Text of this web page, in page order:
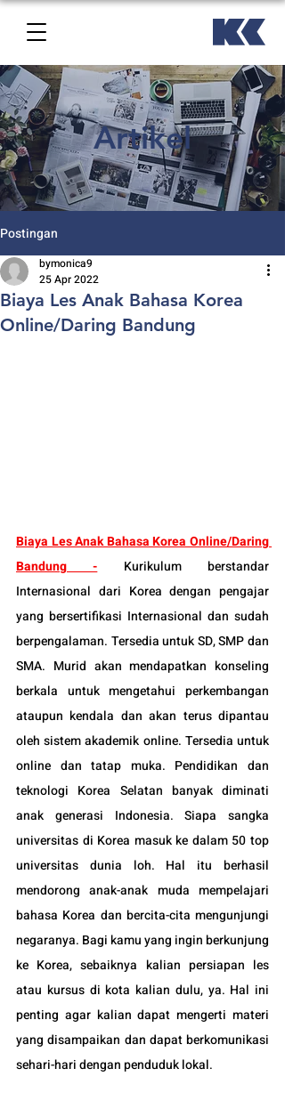
Artikel
Postingan
Biaya Les Anak Bahasa Korea
Online/Daring Bandung
bymonica9
25 Apr 2022
Bandung - Kurikulum berstandar
Internasional dari Korea dengan pengajar
yang bersertifikasi Internasional dan sudah
berpengalaman. Tersedia untuk SD, SMP dan
SMA. Murid akan mendapatkan konseling
berkala untuk mengetahui perkembangan
ataupun kendala dan akan terus dipantau
oleh sistem akademik online. Tersedia untuk
online dan tatap muka. Pendidikan dan
teknologi Korea Selatan banyak diminati
anak generasi Indonesia. Siapa sangka
universitas di Korea masuk ke dalam 50 top
universitas dunia loh. Hal itu berhasil
mendorong anak-anak muda mempelajari
bahasa Korea dan bercita-cita mengunjungi
negaranya. Bagi kamu yang ingin berkunjung
ke Korea, sebaiknya kalian persiapan les
atau kursus di kota kalian dulu, ya. Hal ini
penting agar kalian dapat mengerti materi
yang disampaikan dan dapat berkomunikasi
sehari-hari dengan penduduk lokal.